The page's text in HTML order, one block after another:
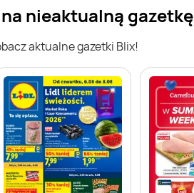
nieaktualną gazetkę
aktualne gazetki Blix!